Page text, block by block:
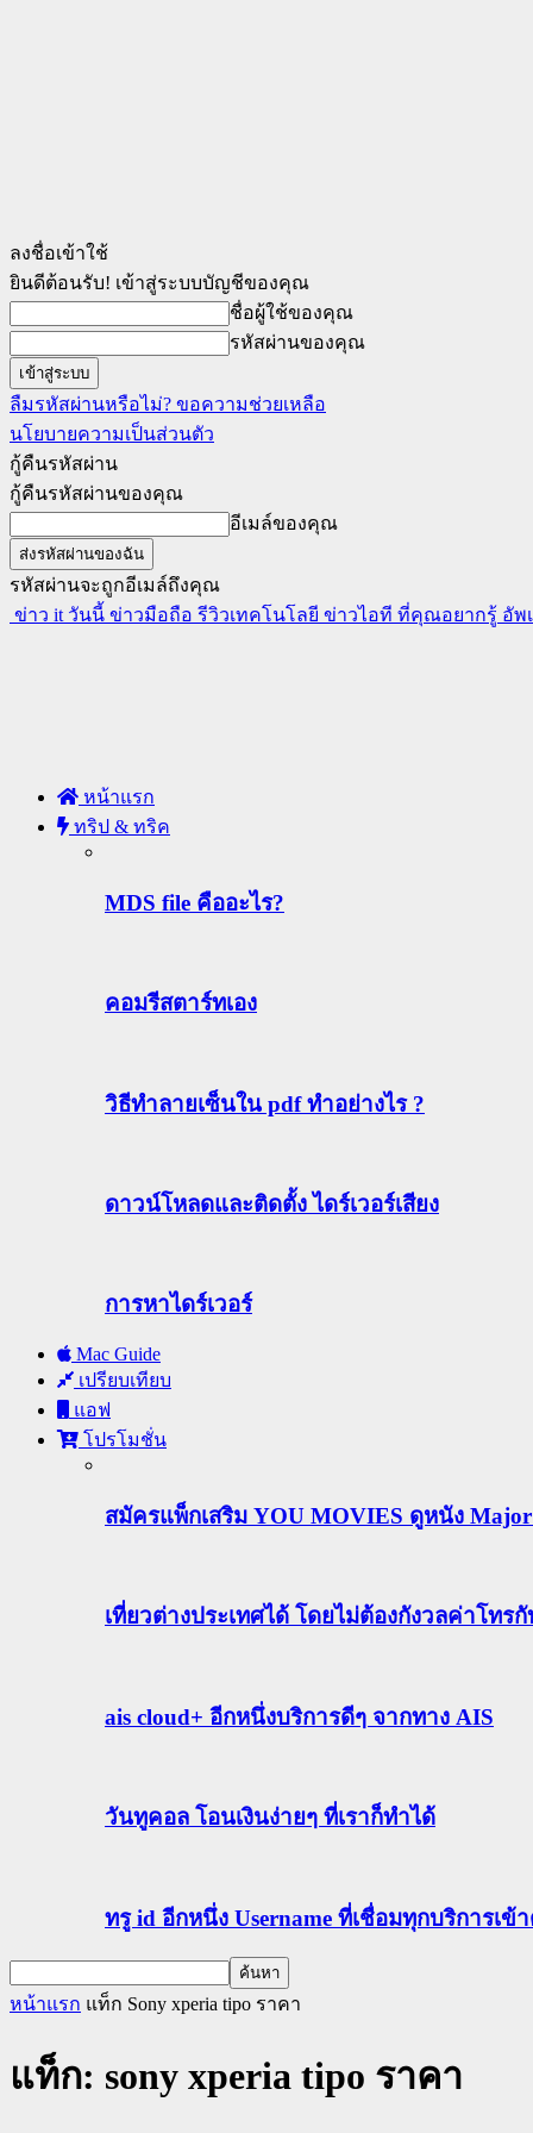
ลงชื่อเข้าใช้
ยินดีต้อนรับ! เข้าสู่ระบบบัญชีของคุณ
ชื่อผู้ใช้ของคุณ
รหัสผ่านของคุณ
ลืมรหัสผ่านหรือไม่? ขอความช่วยเหลือ
นโยบายความเป็นส่วนตัว
กู้คืนรหัสผ่าน
กู้คืนรหัสผ่านของคุณ
อีเมล์ของคุณ
รหัสผ่านจะถูกอีเมล์ถึงคุณ
ข่าว it วันนี้ ข่าวมือถือ รีวิวเทคโนโลยี ข่าวไอที ที่คุณอยากรู้ อัพ
หน้าแรก
ทริป & ทริค
MDS file คืออะไร?
คอมรีสตาร์ทเอง
วิธีทําลายเซ็นใน pdf ทำอย่างไร ?
ดาวน์โหลดและติดตั้ง ไดร์เวอร์เสียง
การหาไดร์เวอร์
Mac Guide
เปรียบเทียบ
แอฟ
โปรโมชั่น
สมัครแพ็กเสริม YOU MOVIES ดูหนัง
เที่ยวต่างประเทศได้ โดยไม่ต้องกังวลค่าโทร
ais cloud+ อีกหนึ่งบริการดีๆ จากทาง AIS
วันทูคอล โอนเงินง่ายๆ ที่เราก็ทำได้
ทรู id อีกหนึ่ง Username ที่เชื่อมทุกบริการเข้
หน้าแรก แท็ก Sony xperia tipo ราคา
แท็ก: sony xperia tipo ราคา